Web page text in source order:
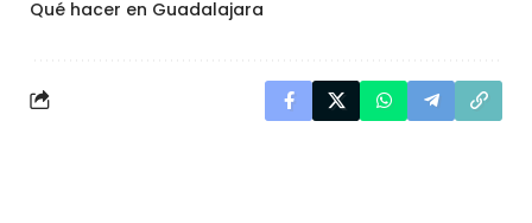
Qué hacer en Guadalajara